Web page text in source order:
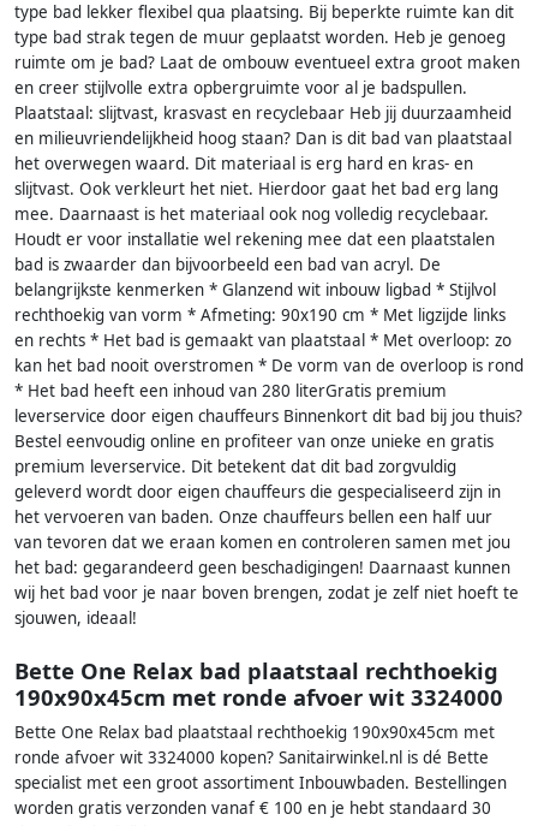
type bad lekker flexibel qua plaatsing. Bij beperkte ruimte kan dit
type bad strak tegen de muur geplaatst worden. Heb je genoeg
ruimte om je bad? Laat de ombouw eventueel extra groot maken
en creer stijlvolle extra opbergruimte voor al je badspullen.
Plaatstaal: slijtvast, krasvast en recyclebaar Heb jij duurzaamheid
en milieuvriendelijkheid hoog staan? Dan is dit bad van plaatstaal
het overwegen waard. Dit materiaal is erg hard en kras- en
slijtvast. Ook verkleurt het niet. Hierdoor gaat het bad erg lang
mee. Daarnaast is het materiaal ook nog volledig recyclebaar.
Houdt er voor installatie wel rekening mee dat een plaatstalen
bad is zwaarder dan bijvoorbeeld een bad van acryl. De
belangrijkste kenmerken * Glanzend wit inbouw ligbad * Stijlvol
rechthoekig van vorm * Afmeting: 90x190 cm * Met ligzijde links
en rechts * Het bad is gemaakt van plaatstaal * Met overloop: zo
kan het bad nooit overstromen * De vorm van de overloop is rond
* Het bad heeft een inhoud van 280 literGratis premium
leverservice door eigen chauffeurs Binnenkort dit bad bij jou thuis?
Bestel eenvoudig online en profiteer van onze unieke en gratis
premium leverservice. Dit betekent dat dit bad zorgvuldig
geleverd wordt door eigen chauffeurs die gespecialiseerd zijn in
het vervoeren van baden. Onze chauffeurs bellen een half uur
van tevoren dat we eraan komen en controleren samen met jou
het bad: gegarandeerd geen beschadigingen! Daarnaast kunnen
wij het bad voor je naar boven brengen, zodat je zelf niet hoeft te
sjouwen, ideaal!
Bette One Relax bad plaatstaal rechthoekig
190x90x45cm met ronde afvoer wit 3324000
Bette One Relax bad plaatstaal rechthoekig 190x90x45cm met
ronde afvoer wit 3324000 kopen? Sanitairwinkel.nl is dé Bette
specialist met een groot assortiment Inbouwbaden. Bestellingen
worden gratis verzonden vanaf € 100 en je hebt standaard 30